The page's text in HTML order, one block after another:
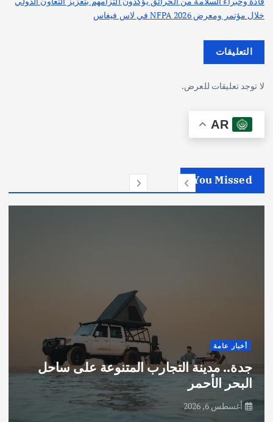
خلال مؤتمر ومعرض NFPA 2026 في لاس فيغاس
التعليقات
لا توجد تعليقات للعرض.
AR
You Missed
أخبار عامة
جدة.. مدينة التجارب المتنوعة على ساحل
البحر الأحمر
أغسطس 6, 2026